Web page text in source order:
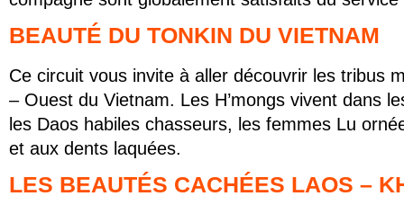
BEAUTÉ DU TONKIN DU VIETNAM
Ce circuit vous invite à aller découvrir les tribus
– Ouest du Vietnam. Les H’mongs vivent dans
les Daos habiles chasseurs, les femmes Lu
et aux dents laquées.
LES BEAUTÉS CACHÉES LAOS –